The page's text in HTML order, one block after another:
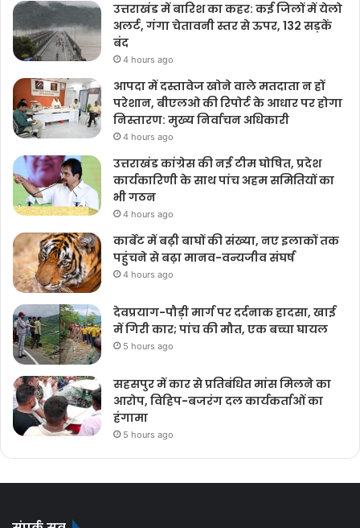
उत्तराखंड में बारिश का कहर: कई जिलों में येलो
अलर्ट, गंगा चेतावनी स्तर से ऊपर, 132 सड़कें
बंद
4 hours ago
आपदा में दस्तावेज खोने वाले मतदाता न हों
परेशान, बीएलओ की रिपोर्ट के आधार पर होगा
निस्तारण: मुख्य निर्वाचन अधिकारी
4 hours ago
उत्तराखंड कांग्रेस की नई टीम घोषित, प्रदेश
कार्यकारिणी के साथ पांच अहम समितियों का
भी गठन
4 hours ago
कार्बेट में बढ़ी बाघों की संख्या, नए इलाकों तक
पहुंचने से बढ़ा मानव-वन्यजीव संघर्ष
4 hours ago
देवप्रयाग-पौड़ी मार्ग पर दर्दनाक हादसा, खाई
में गिरी कार; पांच की मौत, एक बच्चा घायल
5 hours ago
सहसपुर में कार से प्रतिबंधित मांस मिलने का
आरोप, विहिप-बजरंग दल कार्यकर्ताओं का
हंगामा
5 hours ago